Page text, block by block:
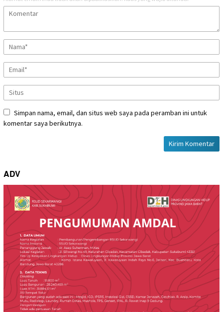
Simpan nama, email, dan situs web saya pada peramban ini untuk
komentar saya berikutnya.
ADV